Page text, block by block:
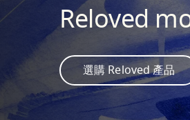
Reloved
選購 Reloved 產品